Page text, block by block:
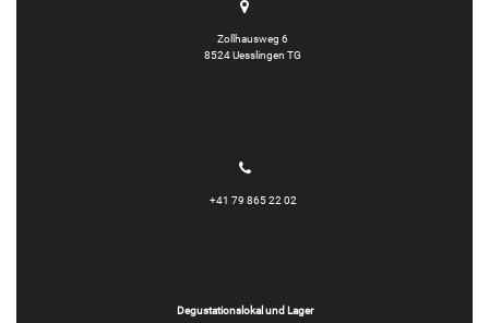
Zollhausweg 6
8524 Uesslingen TG
+41 79 865 22 02
Degustationslokal und Lager